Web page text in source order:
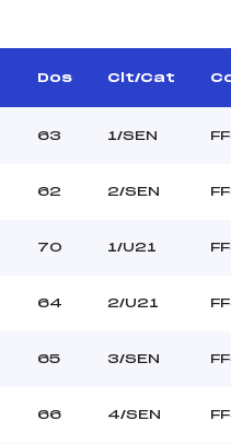
FONTAINE
Dos Clt/Cat
63 1/SEN
62 2/SEN
70 1/U21
64 2/U21
65 3/SEN
66 4/SEN